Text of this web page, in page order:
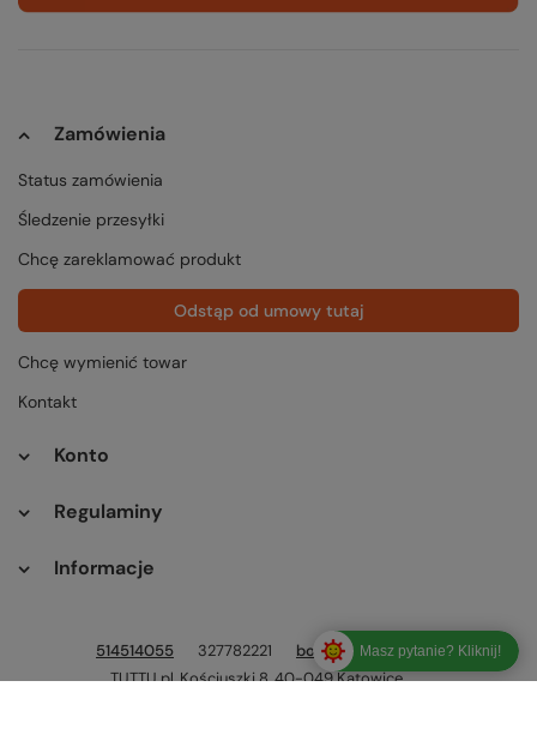
Zamówienia
Status zamówienia
Śledzenie przesyłki
Chcę zareklamować produkt
Odstąp od umowy tutaj
Chcę wymienić towar
Kontakt
Konto
Regulaminy
Informacje
514514055 327782221
bok@tuttu.pl
TUTTU.pl,Kościuszki 8,40-049Katowice
Masz pytanie? Kliknij!